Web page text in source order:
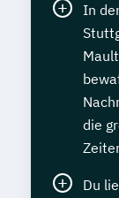
In
die
Du